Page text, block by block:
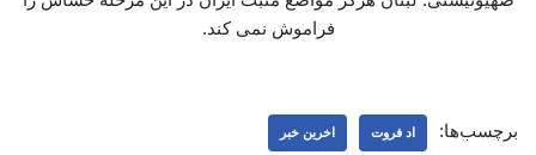
فراموش نمی کند.
برچسب‌ها: اد فروت اخرین خبر